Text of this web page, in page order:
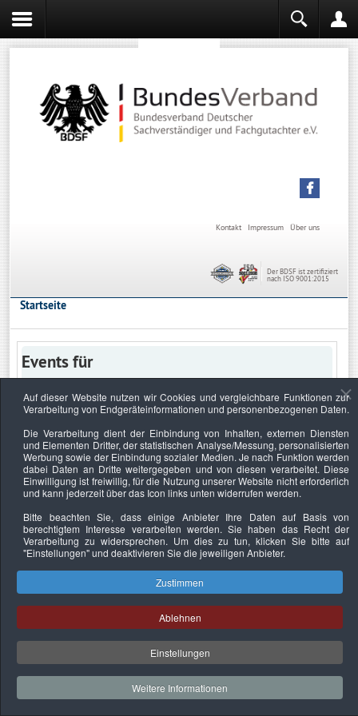
Über uns
Impressum
Kontakt
Der BDSF ist zertifiziert
nach ISO 9001:2015
Startseite
Events für
Keine Termine
Datenschutzerklärung Urheberrechtsnachweise Nachhaltigkeit
Copyright © 2026. Bundesverband Deutscher
Sachverständiger und Fachgutachter e.V..
Auf dieser Website nutzen wir Cookies und vergleichbare Funktionen zur
Verarbeitung von Endgeräteinformationen und personenbezogenen Daten.
Die Verarbeitung dient der Einbindung von Inhalten, externen Diensten
und Elementen Dritter, der statistischen Analyse/Messung, personalisierten
Werbung sowie der Einbindung sozialer Medien. Je nach Funktion werden
dabei Daten an Dritte weitergegeben und von diesen verarbeitet. Diese
Einwilligung ist freiwillig, für die Nutzung unserer Website nicht erforderlich
und kann jederzeit über das Icon links unten widerrufen werden.
Bitte beachten Sie, dass einige Anbieter Ihre Daten auf Basis von
berechtigtem Interesse verarbeiten werden. Sie haben das Recht der
Verarbeitung zu widersprechen. Um dies zu tun, klicken Sie bitte auf
"Einstellungen"und deaktivieren Sie die jeweiligen Anbieter.
Zustimmen
Ablehnen
Einstellungen
Weitere Informationen